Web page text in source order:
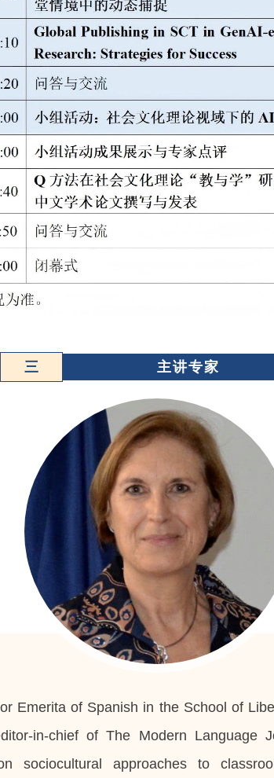
三 主讲专家
Emerita of Spanish in the School of
in-chief ofThe Modern Language
sociocultural approaches to